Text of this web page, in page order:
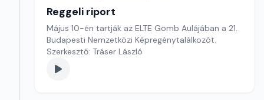
Reggeli riport
Május 10-én tartják az ELTE Gömb Aulájában a 21.
Budapesti Nemzetközi Képregénytalálkozót.
Szerkesztő: Tráser László